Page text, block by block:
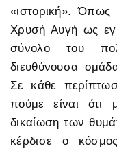
«ιστορική». Όπως
Χρυσή Αυγή ως
σύνολο του
διευθύνουσα
Σε κάθε
πούμε είναι ότι
δικαίωση των
κέρδισε ο